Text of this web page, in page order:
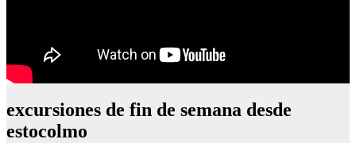
excursiones de fin de semana desde
estocolmo